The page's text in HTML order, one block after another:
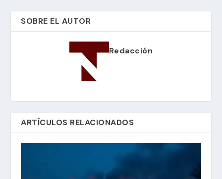
SOBRE EL AUTOR
Redacción
ARTÍCULOS RELACIONADOS